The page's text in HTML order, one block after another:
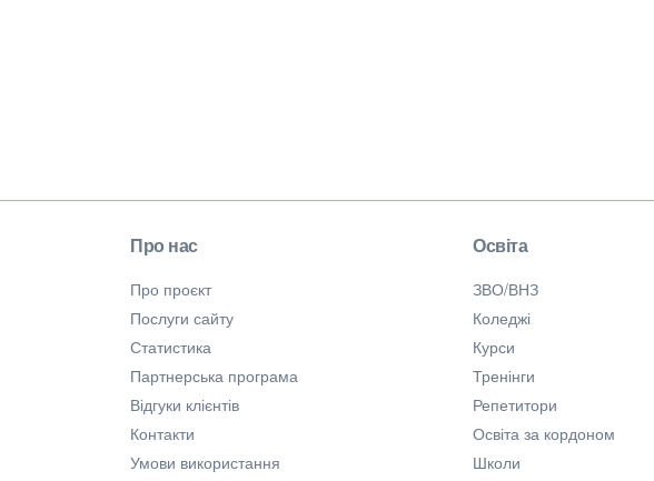
Про нас
Про проєкт
Послуги сайту
Статистика
Партнерська програма
Відгуки клієнтів
Контакти
Умови використання
Освіта
ЗВО/ВНЗ
Коледжі
Курси
Тренінги
Репетитори
Освіта за кордоном
Школи